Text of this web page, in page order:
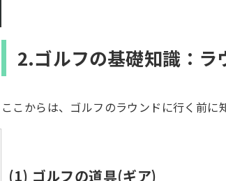
2.ゴルフの基礎知識：ラ
ここからは、ゴルフのラウンドに行く前に
(1) ゴルフの道具(ギア)